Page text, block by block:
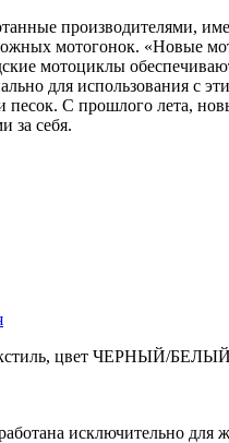
производителями,
мотогонок. «Новые
мотоциклы
для использования с
песок. С прошлого лета,
за себя.
цвет ЧЕРНЫЙ/БЕЛЫЙ
исключительно